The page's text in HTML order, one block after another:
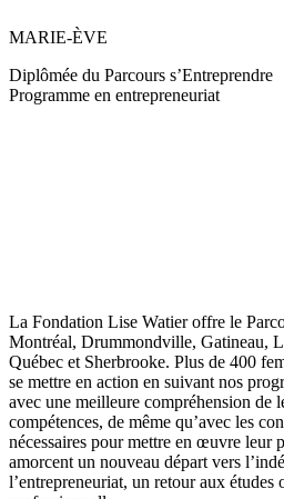
MARIE-ÈVE
Diplômée du Parcours s’Entreprendre
Programme en entrepreneuriat
La Fondation Lise Watier offre le
Montréal, Drummondville, Gatineau,
Québec et Sherbrooke. Plus de 400
se mettre en action en suivant nos
avec une meilleure compréhension de
compétences, de même qu’avec les
nécessaires pour mettre en œuvre leur
amorcent un nouveau départ vers
l’entrepreneuriat, un retour aux études